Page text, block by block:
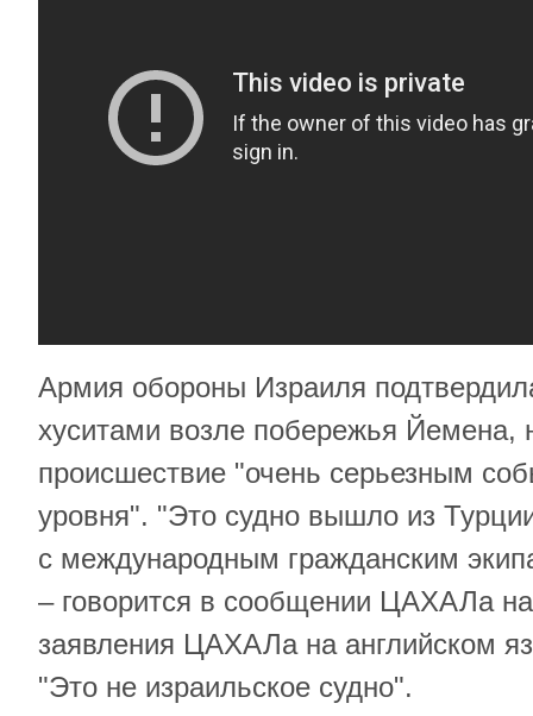
Армия обороны Израиля
хуситами возле побережья Йемена,
происшествие "очень серьезным
уровня". "Это судно вышло из
с международным гражданским
– говорится в сообщении ЦАХАЛа
заявления ЦАХАЛа на английском
"Это не израильское судно".